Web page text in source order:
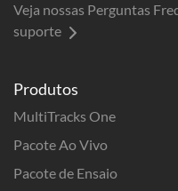
Produtos
MultiTracks One
Pacote Ao Vivo
Pacote de Ensaio
Veja nossas Perguntas
suporte